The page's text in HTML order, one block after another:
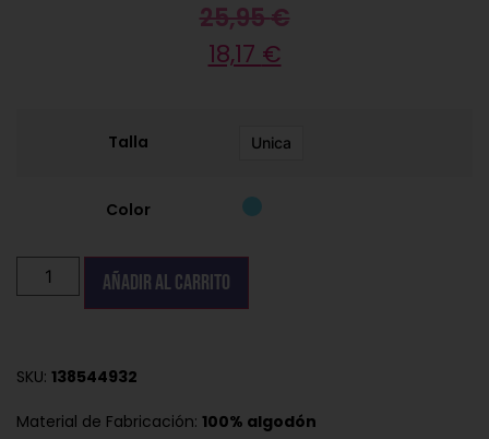
25,95€
18,17 €
Talla Unica
Color
Añadir al carrito
SKU: 138544932
Material de Fabricación: 100% algodón